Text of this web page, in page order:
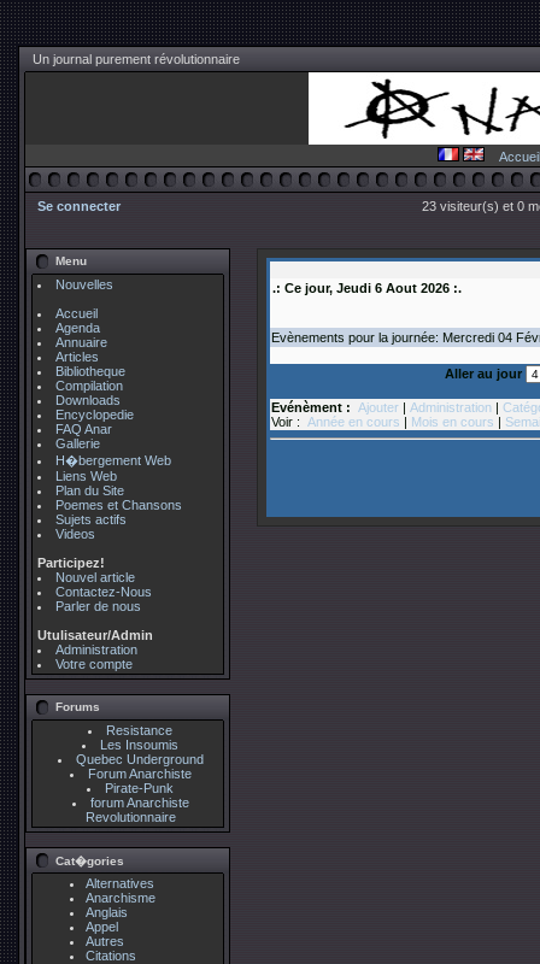
Un journal purement révolutionnaire
Accueil
Se connecter 23 visiteur(s) et 0
Menu
Nouvelles
Accueil
Agenda
Annuaire
Articles
Bibliotheque
Compilation
Downloads
Encyclopedie
FAQ Anar
Gallerie
H�bergement Web
Liens Web
Plan du Site
Poemes et Chansons
Sujets actifs
Videos
Participez!
Nouvel article
Contactez-Nous
Parler de nous
Utulisateur/Admin
Administration
Votre compte
Forums
Resistance
Les Insoumis
Quebec Underground
Forum Anarchiste
Pirate-Punk
forum Anarchiste
Revolutionnaire
Cat�gories
Alternatives
Anarchisme
Anglais
Appel
Autres
Citations
.: Ce jour, Jeudi 6 Aout 2026 :.
Evènements pour la journée: Mercredi 04
Aller au jour
Evénèment : Ajouter | Administration |
Voir : Année en cours | Mois en cours |